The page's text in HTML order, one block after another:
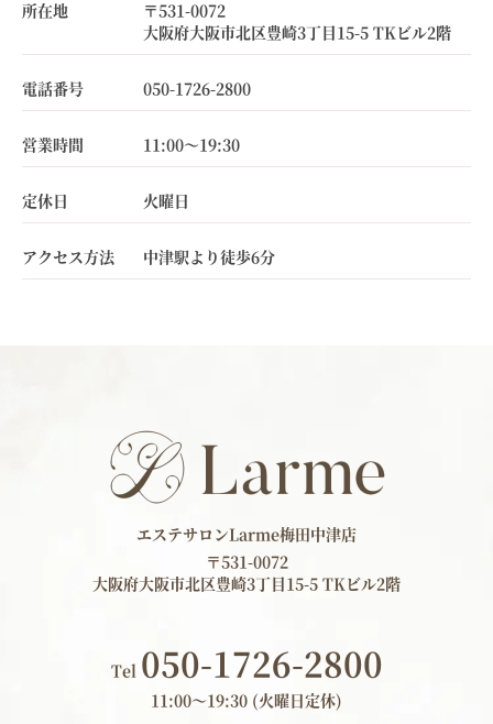
所在地
〒531-0072
大阪府大阪市北区豊崎3丁目15-5 TKビル2階
電話番号 050-1726-2800
営業時間 11:00～19:30
定休日 火曜日
アクセス方法 中津駅より徒歩6分
エステサロンLarme梅田中津店
〒531-0072
大阪府大阪市北区豊崎3丁目15-5 TKビル2階
Tel 050-1726-2800
11:00～19:30 (火曜日定休)